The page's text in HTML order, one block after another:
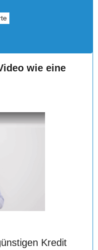
wie eine
Kredit